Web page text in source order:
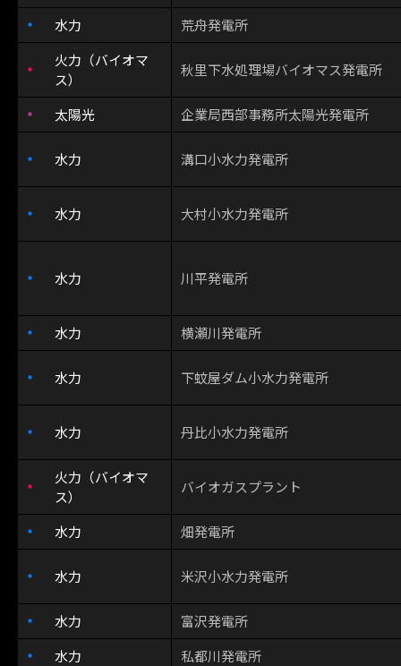
水力
荒舟発電所
火力（バイオマ
ス）
秋里下水処理場バイオマス発電所
太陽光 企業局西部事務所太陽光発電所
水力 溝口小水力発電所
水力 大村小水力発電所
水力 川平発電所
水力 横瀬川発電所
水力 下蚊屋ダム小水力発電所
水力 丹比小水力発電所
火力（バイオマ
ス）
バイオガスプラント
水力 畑発電所
水力 米沢小水力発電所
水力
富沢発電所
水力
私都川発電所